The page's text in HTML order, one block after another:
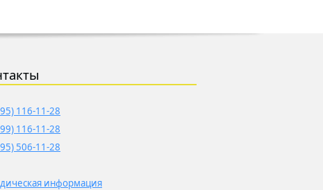
116-11-28
116-11-28
506-11-28
информация